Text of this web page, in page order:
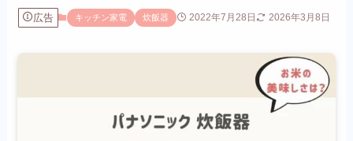
広告 キッチン家電 炊飯器 2022年7月28日 2026年3月8日